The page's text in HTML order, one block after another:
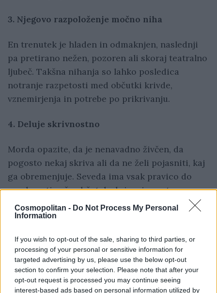
Cosmopolitan - Do Not Process My Personal
Information
If you wish to opt-out of the sale, sharing to third parties, or
processing of your personal or sensitive information for
targeted advertising by us, please use the below opt-out
section to confirm your selection. Please note that after your
opt-out request is processed you may continue seeing
interest-based ads based on personal information utilized by
3. Njegovo razpoloženje močno niha
En trenutek je hladen in odmaknjen, naslednji
pa pretirano nežen, pozoren ali skoraj teatralno
ljubeč. Takšna nihanja so lahko posledica
notranje razpetosti med občutki krivde,
vznemirjenja in potrebe po prikrivanju.
4. Deluje skrivnostno
Morda opazite, da je nenavadno živčen, da
pogosto nekaj skriva ali da ne želi pojasniti, kaj
ga obremenjuje. Seveda ima vsak pravico do
zasebnosti, a če občutek skrivanja postane
stalnica, lahko hitro načne zaupanje.
Telefon nosi povsod s seboj, hitro obrača zaslon
stran od vas ali zapira aplikacije, ko pridete
blizu. Posebej sumljivo je, če postane zaradi